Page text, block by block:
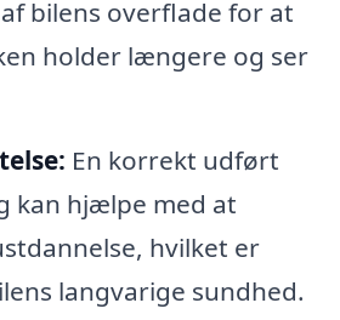
bilens overflade for at
holder længere og ser
En korrekt udført
kan hjælpe med at
hvilket er
langvarige sundhed.